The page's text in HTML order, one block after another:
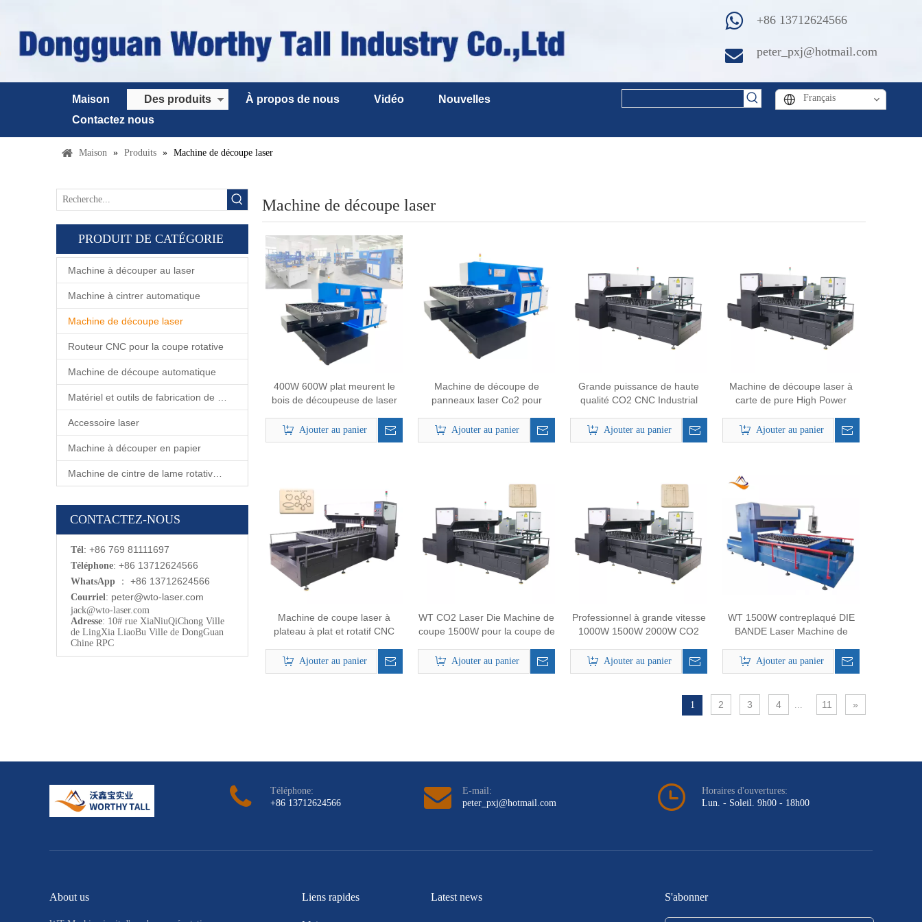
+86 13712624566
peter_pxj@hotmail.com
Maison Des produits À propos de nous Vidéo
Nouvelles
Contactez nous
Français
Maison » Produits » Machine de découpe laser
PRODUIT DE CATÉGORIE
Machine à découper au laser
Machine à cintrer automatique
Machine de découpe laser
Routeur CNC pour la coupe rotative
Machine de découpe automatique
Accessoire laser
Machine à découper en papier
CONTACTEZ-NOUS
Tél: +86 769 81111697
Téléphone: +86 13712624566
WhatsApp ： +86 13712624566
Courriel: peter@wto-laser.com
jack@wto-laser.com
Adresse: 10# rue XiaNiuQiChong Ville
de LingXia LiaoBu Ville de DongGuan
Chine RPC
Machine de découpe laser
400W 600W plat meurent le
bois de découpeuse de laser
avec des matrices
Ajouter au panier
Machine de découpe de
panneaux laser Co2 pour
Ajouter au panier
Grande puissance de haute
qualité CO2 CNC Industrial
Machine de coupe laser
Ajouter au panier
Machine de découpe laser à
carte de pure High Power
carton de règle d'acier
Ajouter au panier
Machine de coupe laser à
plateau à plat et rotatif CNC
dépérisation
Ajouter au panier
WT CO2 Laser Die Machine de
coupe 1500W pour la coupe de
contreplaqué 18 mm
Ajouter au panier
Professionnel à grande vitesse
1000W 1500W 2000W CO2
CNC Machine de coupe laser
pour la fabrication d'acier
Ajouter au panier
WT 1500W contreplaqué DIE
BANDE Laser Machine de
coupe de carton plat Plat Die
CO2 Machine de coupe laser
Ajouter au panier
1 2 3 4 ... 11 »
Téléphone:
+86 13712624566
E-mail:
peter_pxj@hotmail.com
Horaires d'ouvertures:
Lun. - Soleil. 9h00 - 18h00
About us Liens rapides Latest news S'abonner